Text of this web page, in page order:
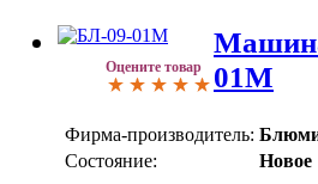
Оцените товар
01М
Фирма-производитель:
Состояние:
Новое